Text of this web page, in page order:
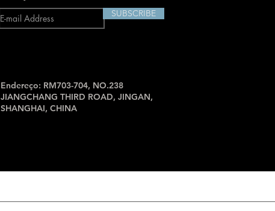
SUBSCRIBE
Endereço: RM703-704, NO.238
JIANGCHANG THIRD ROAD, JINGAN,
SHANGHAI, CHINA